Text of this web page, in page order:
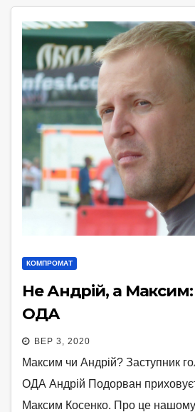
КОМПРОМАТ
Не Андрій, а
ОДА
ВЕР 3, 2020
Максим чи Андрій? Заступник
ОДА Андрій Подорван
Максим Косенко. Про це нашому